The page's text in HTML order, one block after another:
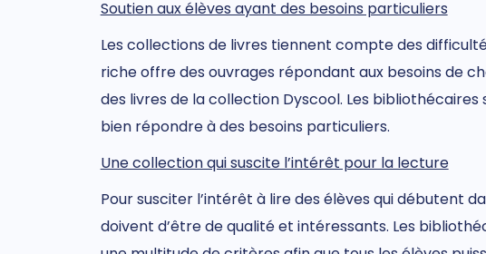
Soutien aux élèves ayant des besoins particuliers
Les collections de livres tiennent compte des
riche offre des ouvrages répondant aux besoins de
des livres de la collection Dyscool. Les
bien répondre à des besoins particuliers.
Une collection qui suscite l’intérêt pour la lecture
Pour susciter l’intérêt à lire des élèves qui débutent
doivent d’être de qualité et intéressants. Les